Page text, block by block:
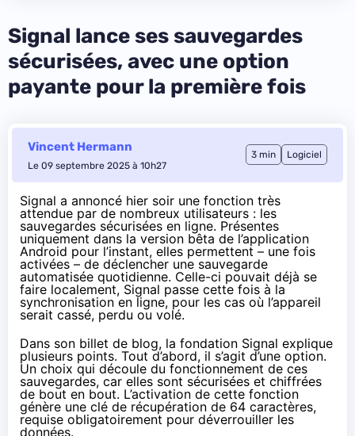
Signal lance ses sauvegardes
sécurisées, avec une option
payante pour la première fois
Vincent Hermann
Le 09 septembre 2025 à 10h27
3 min Logiciel
Signal a annoncé hier soir une fonction très
attendue par de nombreux utilisateurs : les
sauvegardes sécurisées en ligne. Présentes
uniquement dans la version bêta de l’application
Android pour l’instant, elles permettent – une fois
activées – de déclencher une sauvegarde
automatisée quotidienne. Celle-ci pouvait déjà se
faire localement, Signal passe cette fois à la
synchronisation en ligne, pour les cas où l’appareil
serait cassé, perdu ou volé.
Dans son billet de blog, la fondation Signal explique
plusieurs points. Tout d’abord, il s’agit d’une option.
Un choix qui découle du fonctionnement de ces
sauvegardes, car elles sont sécurisées et chiffrées
de bout en bout. L’activation de cette fonction
génère une clé de récupération de 64 caractères,
requise obligatoirement pour déverrouiller les
données.